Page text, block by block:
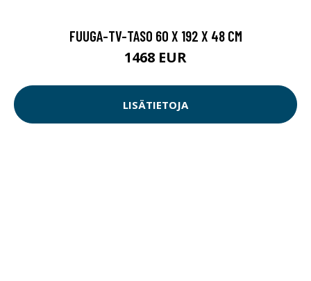
FUUGA-TV-TASO 60 X 192 X 48 CM
1468 EUR
LISÄTIETOJA